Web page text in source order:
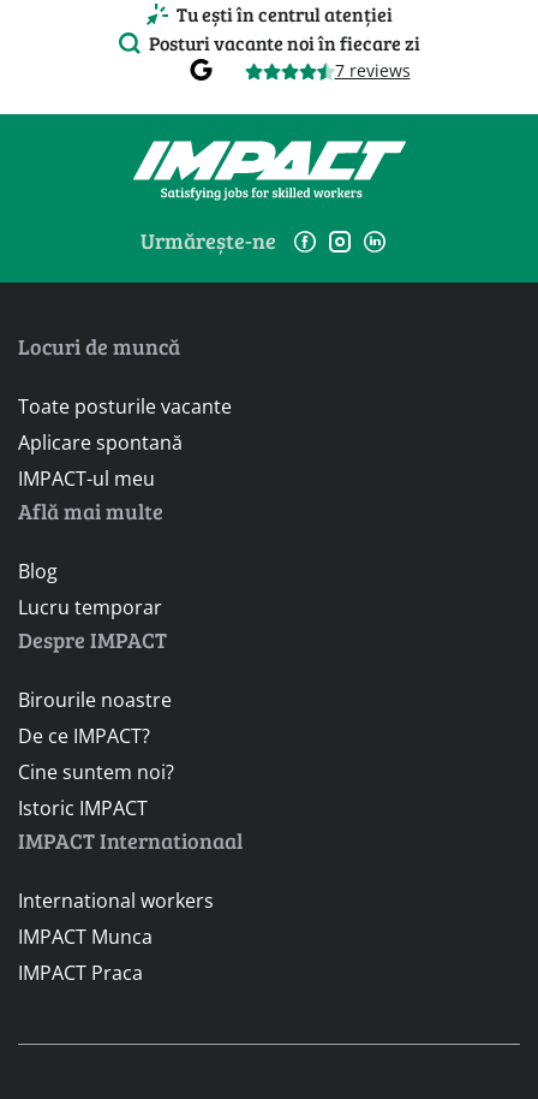
Tu ești în centrul atenției
Posturi vacante noi în fiecare zi
7 reviews
Urmărește-ne
Locuri de muncă
Toate posturile vacante
Aplicare spontană
IMPACT-ul meu
Află mai multe
Blog
Lucru temporar
Despre IMPACT
Birourile noastre
De ce IMPACT?
Cine suntem noi?
Istoric IMPACT
IMPACT Internationaal
International workers
IMPACT Munca
IMPACT Praca